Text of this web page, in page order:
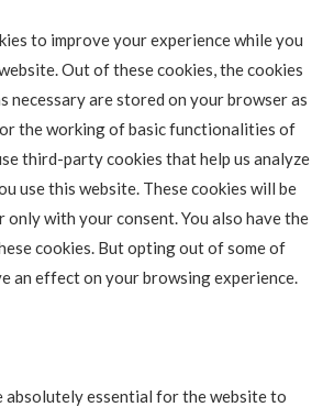
to improve your experience while you
Out of these cookies, the cookies
necessary are stored on your browser as
the working of basic functionalities of
third-party cookies that help us analyze
use this website. These cookies will be
with your consent. You also have the
cookies. But opting out of some of
an effect on your browsing experience.
absolutely essential for the website to